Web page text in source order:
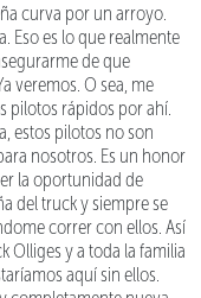
curva por un arroyo.
Eso es lo que realmente
de que
veremos. O sea, me
pilotos rápidos por ahí.
estos pilotos no son
nosotros. Es un honor
la oportunidad de
del truck y siempre se
correr con ellos. Así
Olliges y a toda la familia
aquí sin ellos.